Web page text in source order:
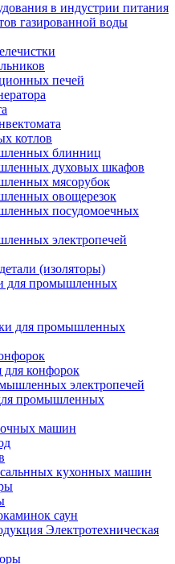
в индустрии питания
газированной воды
печей
котлов
блинниц
духовых шкафов
мясорубок
овощерезок
посудомоечных
электропечей
(изоляторы)
для промышленных
для промышленных
для конфорок
электропечей
промышленных
машин
кухонных машин
саун
Электротехническая